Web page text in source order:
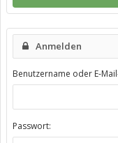
Anmelden
Benutzername oder E-
Passwort: